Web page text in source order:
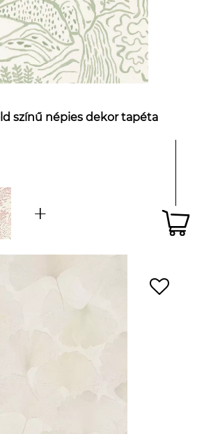
színű népies dekor tapéta